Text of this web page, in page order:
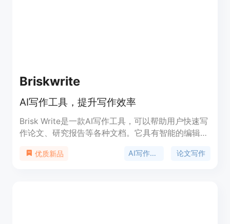
Briskwrite
AI写作工具，提升写作效率
Brisk Write是一款AI写作工具，可以帮助用户快速写
作论文、研究报告等各种文档。它具有智能的编辑界
速写作过程。用户可以提高文章质量，同时减少对截
优质新品 AI写作工具 论文写作